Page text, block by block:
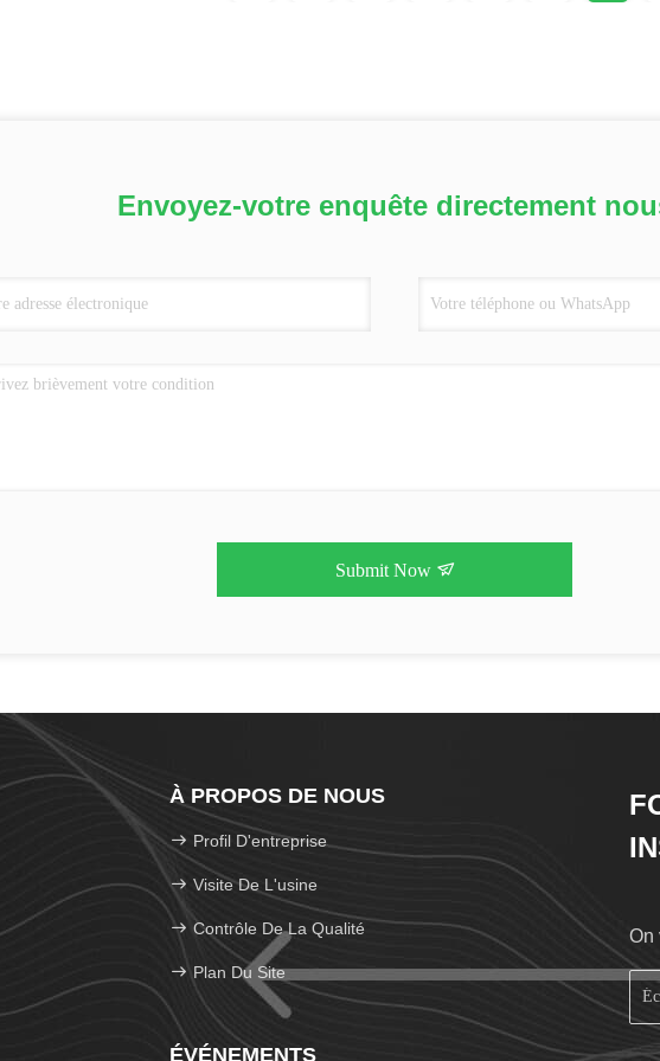
Envoyez-votre enquête directement
Submit Now
À PROPOS DE NOUS
Profil D'entreprise
Visite De L'usine
Contrôle De La Qualité
Plan Du Site
ÉVÉNEMENTS
On